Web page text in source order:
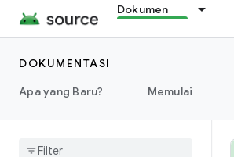
Dokumen
DOKUMENTASI
Apa yang Baru?
Memulai